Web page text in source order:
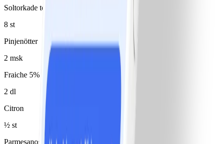
Soltorkade tomater i olja, avrunna
8 st
Pinjenötter
2 msk
Fraiche 5%
2 dl
Citron
½ st
Parmesanost